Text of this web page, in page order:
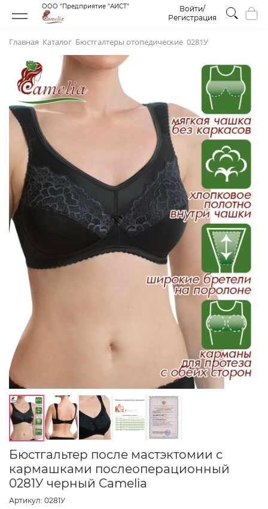
ООО "Предприятие "АИСТ"
Войти/
Регистрация
Главная Каталог Бюстгалтеры отопедическиe 0281У
Бюстгальтер после мастэктомии с
кармашками послеоперационный
0281У черный Camelia
Артикул: 0281У